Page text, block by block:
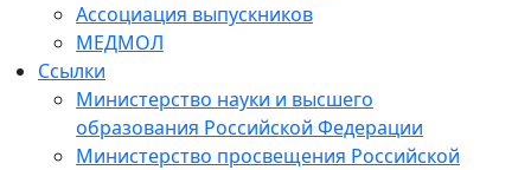
Ассоциация выпускников
МЕДМОЛ
Ссылки
Министерство науки и высшего
образования Российской Федерации
Министерство просвещения Российской